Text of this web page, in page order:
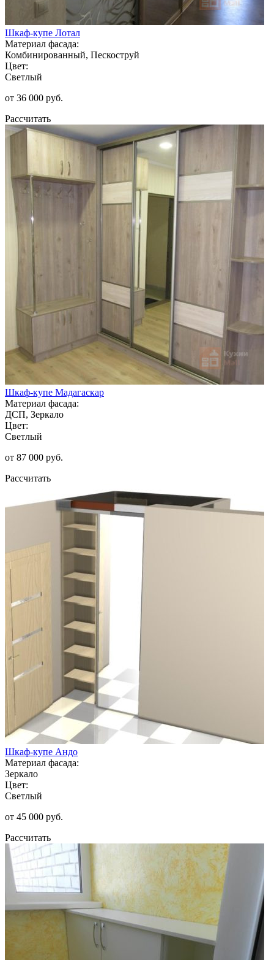
Шкаф-купе Лотал
Материал фасада:
Комбинированный, Пескоструй
Цвет:
Светлый
от 36 000 руб.
Рассчитать
Шкаф-купе Мадагаскар
Материал фасада:
ДСП, Зеркало
Цвет:
Светлый
от 87 000 руб.
Рассчитать
Шкаф-купе Андо
Материал фасада:
Зеркало
Цвет:
Светлый
от 45 000 руб.
Рассчитать